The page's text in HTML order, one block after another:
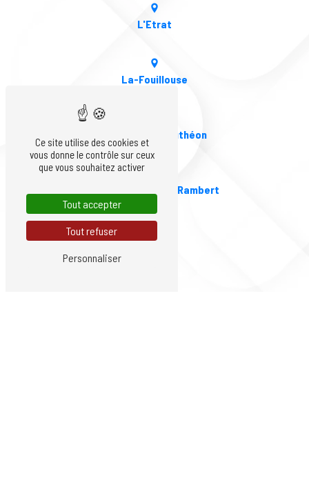
L'Etrat
La-Fouillouse
Andrézieux-Bouthéon
Saint-Just-Saint-Rambert
Ce site utilise des cookies et
vous donne le contrôle sur ceux
que vous souhaitez activer
Tout accepter
Tout refuser
Personnaliser